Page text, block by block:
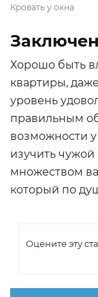
Кровать у окна
Хорошо быть
квартиры,
уровень
правильным
возможности
изучить
множеством
который по
Оцените эту